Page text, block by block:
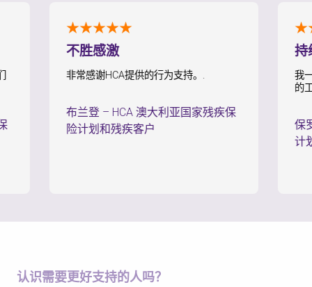
★★★★★
不胜感激
非常感谢HCA提供的行为支持。.
–HCA 澳大利亚国家残疾保
险计划和残疾客户
持续感
我一直感
的工作人员
–
计划和残
认识需要更好支持的人吗？